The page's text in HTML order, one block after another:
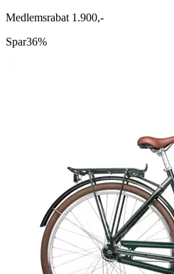
Medlemsrabat 1.900,-
Spar36%